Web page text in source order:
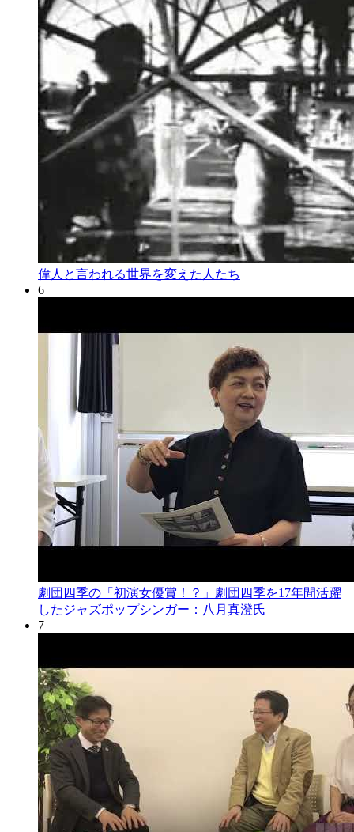
偉人と言われる世界を変えた人たち
6
劇団四季の「初演女優賞！？」劇団四季を17年間活躍
したジャズポップシンガー：八月真澄氏
7